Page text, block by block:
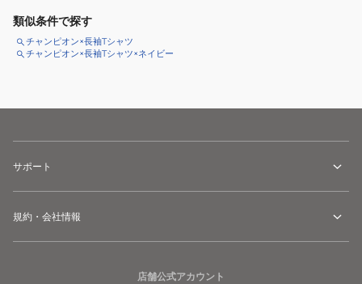
類似条件で探す
チャンピオン×長袖Tシャツ
チャンピオン×長袖Tシャツ×ネイビー
サポート
規約・会社情報
店舗公式アカウント